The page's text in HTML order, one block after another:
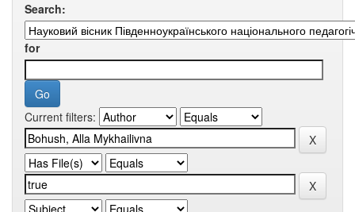
Search:
for
Current filters: